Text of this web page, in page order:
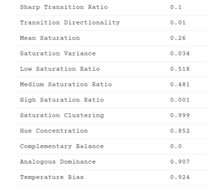
Sharp Transition Ratio 0.1
Transition Directionality 0.01
Mean Saturation 0.26
Saturation Variance 0.034
Low Saturation Ratio 0.518
Medium Saturation Ratio 0.481
High Saturation Ratio 0.001
Saturation Clustering 0.999
Hue Concentration 0.852
Complementary Balance 0.0
Analogous Dominance 0.907
Temperature Bias 0.924